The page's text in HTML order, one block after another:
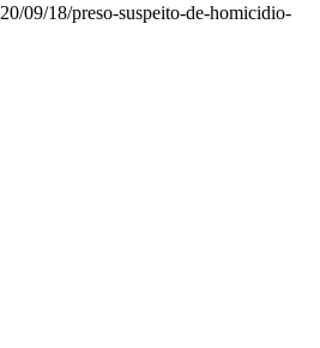
09/18/preso-suspeito-de-homicidio-